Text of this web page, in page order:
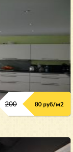
200 80 руб/м2